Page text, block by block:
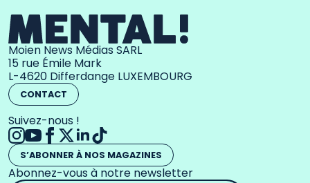
Moien News Médias SARL
15 rue Émile Mark
L-4620 Differdange LUXEMBOURG
CONTACT
Suivez-nous !
S’ABONNER À NOS MAGAZINES
Abonnez-vous à notre newsletter